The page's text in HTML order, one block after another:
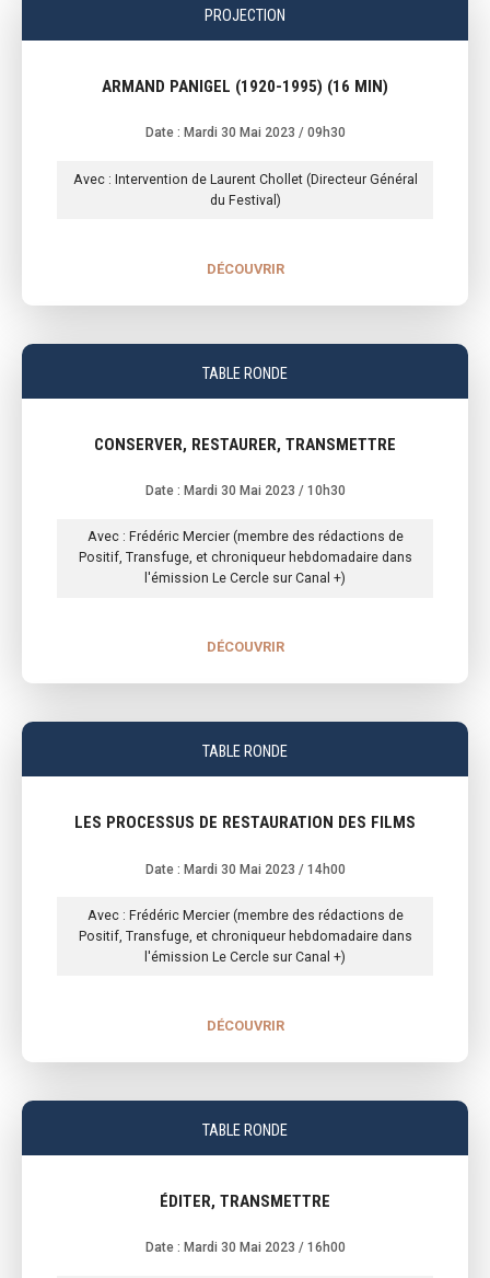
PROJECTION
ARMAND PANIGEL (1920-1995) (16 MIN)
Date : Mardi 30 Mai 2023 / 09h30
Avec : Intervention de Laurent Chollet (Directeur Général
du Festival)
DÉCOUVRIR
TABLE RONDE
CONSERVER, RESTAURER, TRANSMETTRE
Date : Mardi 30 Mai 2023 / 10h30
Avec : Frédéric Mercier (membre des rédactions de
Positif, Transfuge, et chroniqueur hebdomadaire dans
l'émission Le Cercle sur Canal +)
DÉCOUVRIR
TABLE RONDE
LES PROCESSUS DE RESTAURATION DES FILMS
Date : Mardi 30 Mai 2023 / 14h00
Avec : Frédéric Mercier (membre des rédactions de
Positif, Transfuge, et chroniqueur hebdomadaire dans
l'émission Le Cercle sur Canal +)
DÉCOUVRIR
TABLE RONDE
ÉDITER, TRANSMETTRE
Date : Mardi 30 Mai 2023 / 16h00